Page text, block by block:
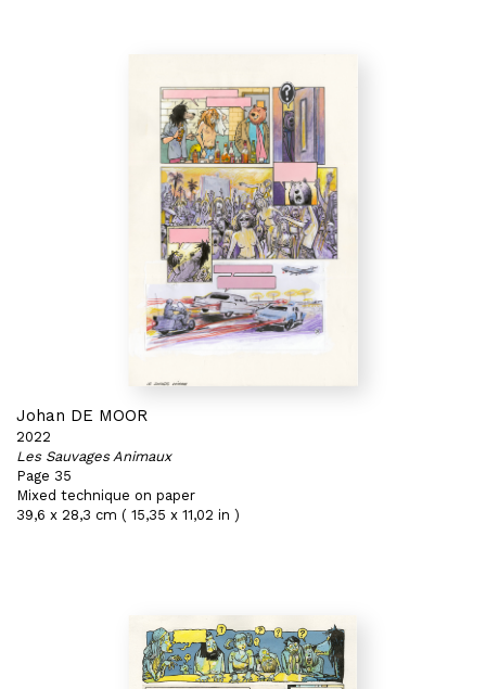
Johan DE MOOR
2022
Les Sauvages Animaux
Page 35
Mixed technique on paper
39,6 x 28,3 cm ( 15,35 x 11,02 in )